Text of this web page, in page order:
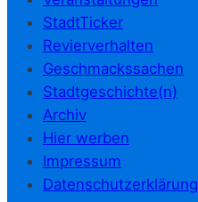
StadtTicker
Revierverhalten
Geschmackssachen
Stadtgeschichte(n)
Archiv
Hier werben
Impressum
Datenschutzerklärung